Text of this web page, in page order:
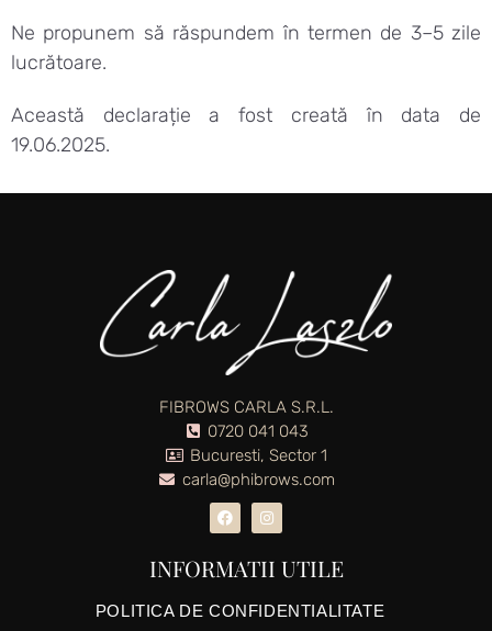
Ne propunem să răspundem în termen de 3–5 zile
lucrătoare.
Această declarație a fost creată în data de
19.06.2025.
FIBROWS CARLA S.R.L.
0720 041 043
Bucuresti, Sector 1
carla@phibrows.com
INFORMATII UTILE
POLITICA DE CONFIDENTIALITATE